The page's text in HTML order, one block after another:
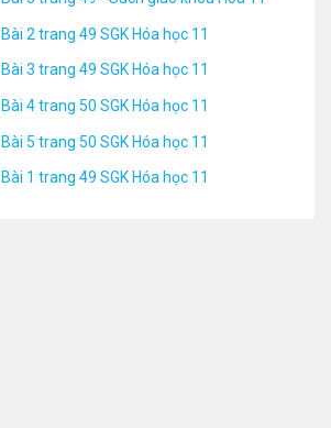
Bài 2 trang 49 SGK Hóa học 11
Bài 3 trang 49 SGK Hóa học 11
Bài 4 trang 50 SGK Hóa học 11
Bài 5 trang 50 SGK Hóa học 11
Bài 1 trang 49 SGK Hóa học 11